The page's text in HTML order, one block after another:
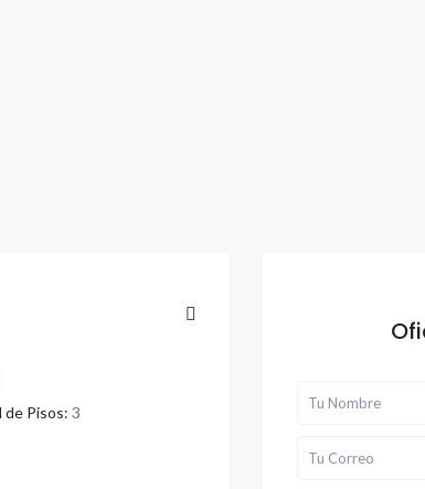
de Pisos: 3